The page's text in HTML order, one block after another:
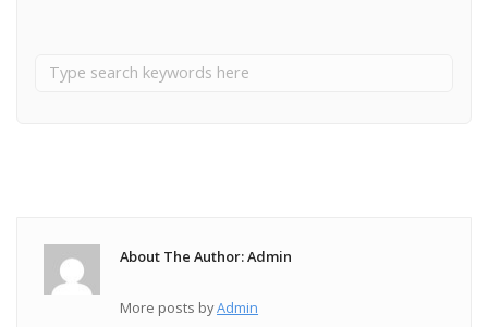
About The Author: Admin
More posts byAdmin